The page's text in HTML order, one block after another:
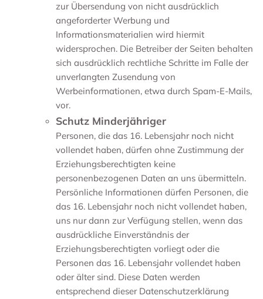
zur Übersendung von nicht ausdrücklich
angeforderter Werbung und
Informationsmaterialien wird hiermit
widersprochen. Die Betreiber der Seiten behalten
sich ausdrücklich rechtliche Schritte im Falle der
unverlangten Zusendung von
Werbeinformationen, etwa durch Spam-E-Mails,
vor.
Schutz Minderjähriger
Personen, die das 16. Lebensjahr noch nicht
vollendet haben, dürfen ohne Zustimmung der
Erziehungsberechtigten keine
personenbezogenen Daten an uns übermitteln.
Persönliche Informationen dürfen Personen, die
das 16. Lebensjahr noch nicht vollendet haben,
uns nur dann zur Verfügung stellen, wenn das
ausdrückliche Einverständnis der
Erziehungsberechtigten vorliegt oder die
Personen das 16. Lebensjahr vollendet haben
oder älter sind. Diese Daten werden
entsprechend dieser Datenschutzerklärung